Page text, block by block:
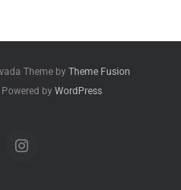
Theme by Theme Fusion
by WordPress
Instagram